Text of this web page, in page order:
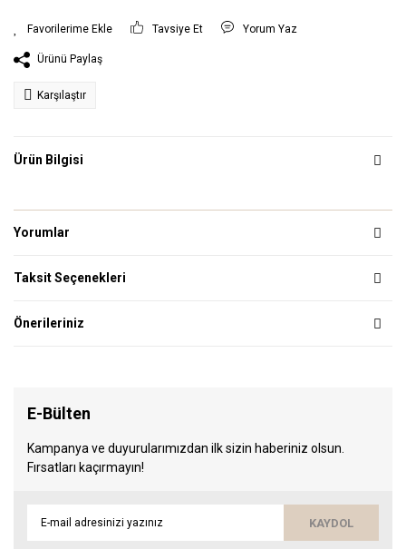
Tavsiye Et Yorum Yaz
Ürünü Paylaş
Karşılaştır
Ürün Bilgisi
Yorumlar
Taksit Seçenekleri
Önerileriniz
E-Bülten
Kampanya ve duyurularımızdan ilk sizin haberiniz olsun.
Fırsatları kaçırmayın!
KAYDOL